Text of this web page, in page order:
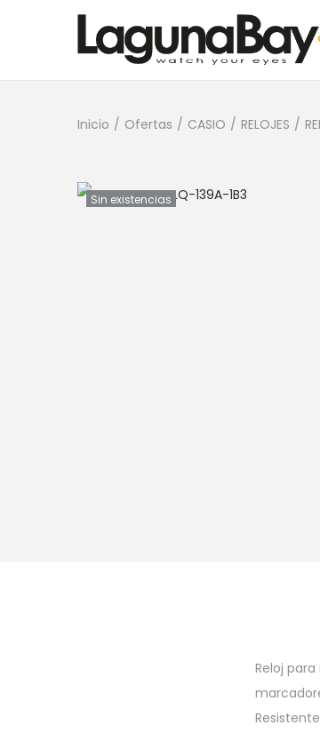
Inicio / Ofertas / CASIO / RELOJES /
Sin existencias
Reloj